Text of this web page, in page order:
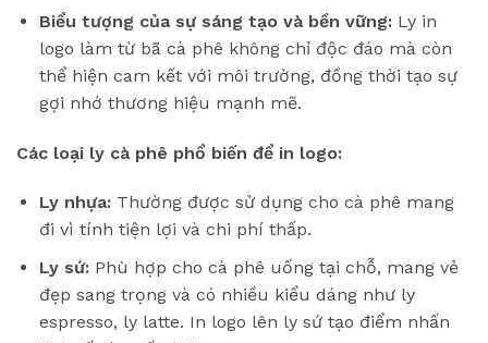
Biểu tượng của sự sáng tạo và bền vững:Ly in
logo làm từ bã cà phê không chỉ độc đáo mà còn
thể hiện cam kết với môi trường, đồng thời tạo sự
gợi nhớ thương hiệu mạnh mẽ.
Các loại ly cà phê phổ biến để in logo:
Ly nhựa:Thường được sử dụng cho cà phê mang
đi vì tính tiện lợi và chi phí thấp.
Ly sứ:Phù hợp cho cà phê uống tại chỗ, mang vẻ
đẹp sang trọng và có nhiều kiểu dáng như ly
espresso, ly latte. In logo lên ly sứ tạo điểm nhấn